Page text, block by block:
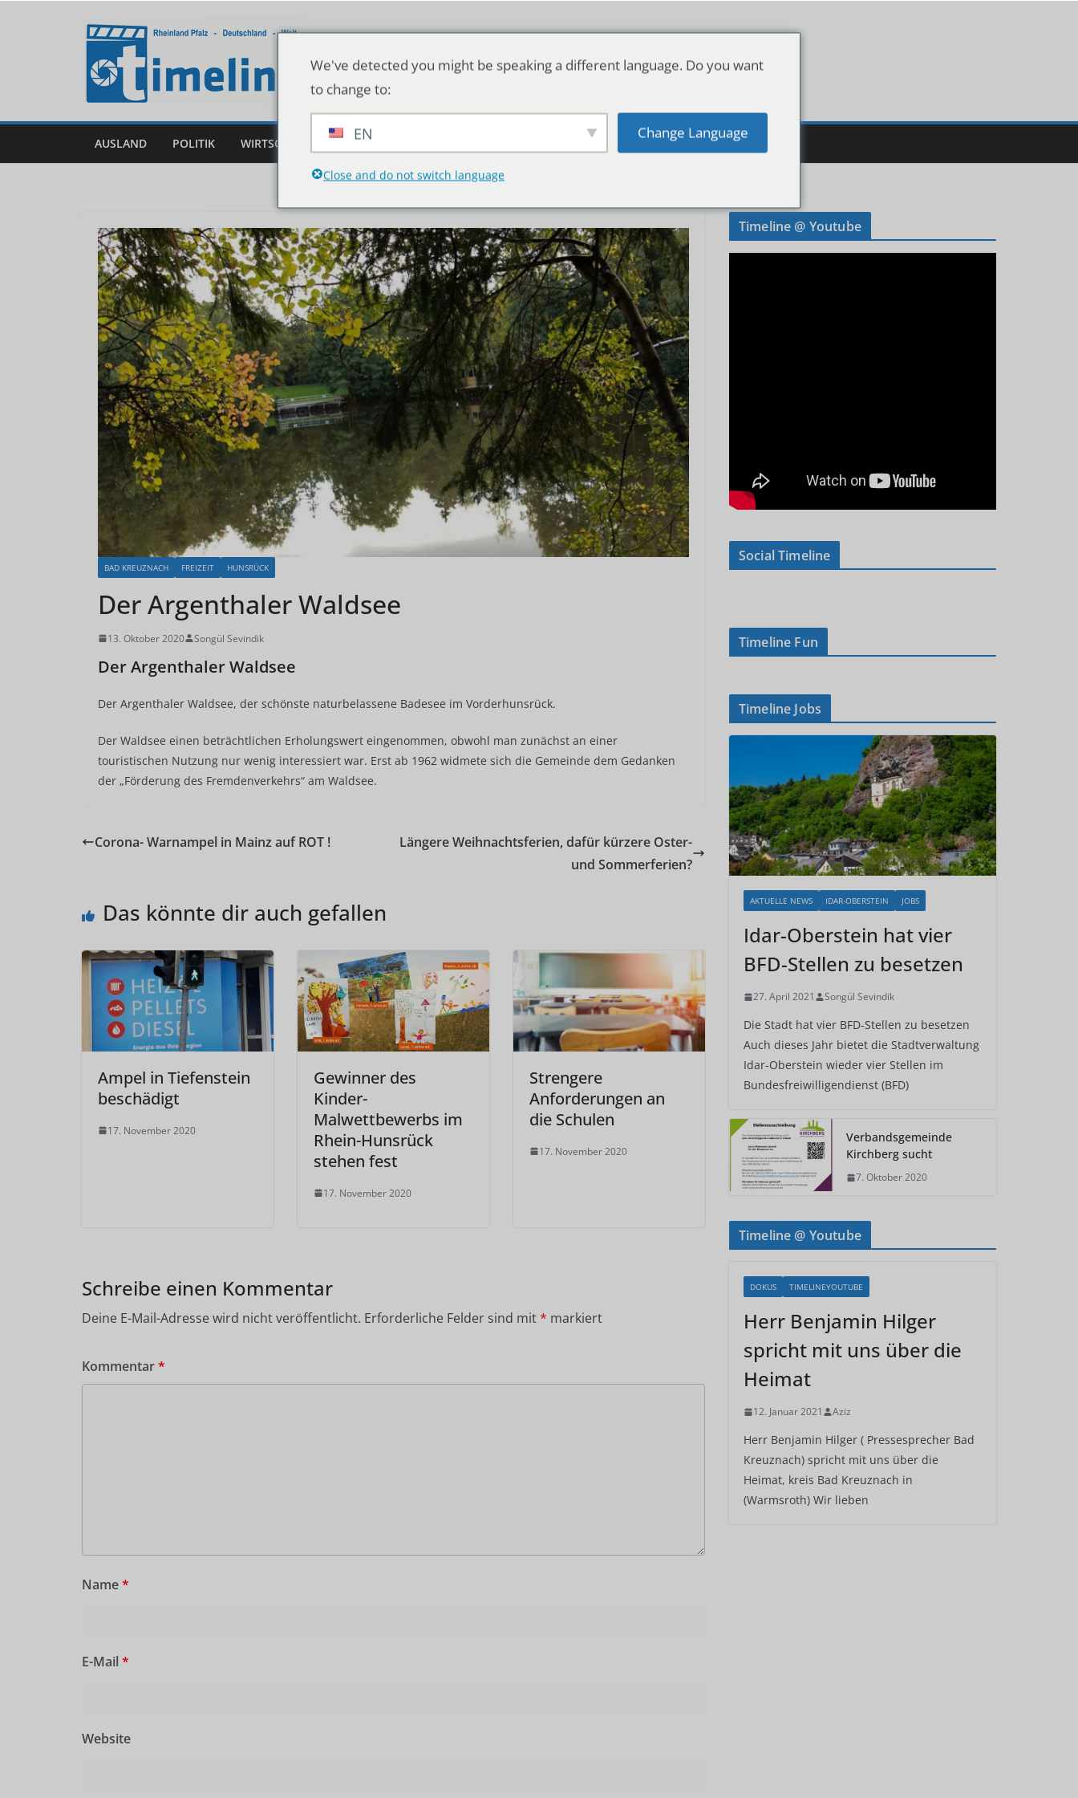
AUSLAND POLITIK WIRTSCHAFT DEUTSCHLAND & WELT
BAD KREUZNACH FREIZEIT HUNSRÜCK
Der Argenthaler Waldsee
13. Oktober 2020 Songül Sevindik
Der Argenthaler Waldsee
Der Argenthaler Waldsee, der schönste naturbelassene Badesee im Vorderhunsrück.
Der Waldsee einen beträchtlichen Erholungswert eingenommen, obwohl man zunächst an einer
touristischen Nutzung nur wenig interessiert war. Erst ab 1962 widmete sich die Gemeinde dem Gedanken
der „Förderung des Fremdenverkehrs“ am Waldsee.
Corona- Warnampel in Mainz auf ROT !
Längere Weihnachtsferien, dafür kürzere Oster-
und Sommerferien?
Das könnte dir auch gefallen
Ampel in Tiefenstein
beschädigt
17. November 2020
Gewinner des
Kinder-
Malwettbewerbs im
Rhein-Hunsrück
stehen fest
17. November 2020
Strengere
Anforderungen an
die Schulen
17. November 2020
Schreibe einen Kommentar
Deine E-Mail-Adresse wird nicht veröffentlicht. Erforderliche Felder sind mit* markiert
Kommentar*
Name*
E-Mail *
Website
Timeline @ Youtube
Social Timeline
Timeline Fun
Timeline Jobs
AKTUELLE NEWS IDAR-OBERSTEIN JOBS
Idar-Oberstein hat vier
BFD-Stellen zu besetzen
27. April 2021 Songül Sevindik
Die Stadt hat vier BFD-Stellen zu besetzen
Auch dieses Jahr bietet die Stadtverwaltung
Idar-Oberstein wieder vier Stellen im
Bundesfreiwilligendienst (BFD)
Verbandsgemeinde
Kirchberg sucht
7. Oktober 2020
Timeline @ Youtube
DOKUS TIMELINEYOUTUBE
Herr Benjamin Hilger
spricht mit uns über die
Heimat
12. Januar 2021 Aziz
Herr Benjamin Hilger ( Pressesprecher Bad
Kreuznach) spricht mit uns über die
Heimat, kreis Bad Kreuznach in
(Warmsroth) Wir lieben
We've detected you might be speaking a different language. Do you want
to change to:
EN Change Language
Close and do not switch language